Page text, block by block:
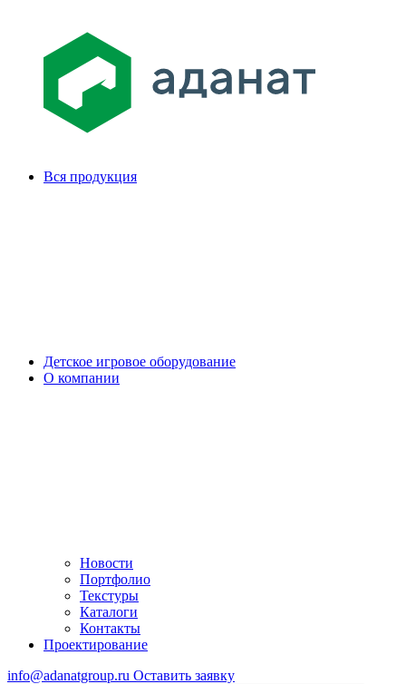
Вся продукция
Детское игровое оборудование
О компании
Новости
Портфолио
Текстуры
Каталоги
Контакты
Проектирование
info@adanatgroup.ru Оставить заявку